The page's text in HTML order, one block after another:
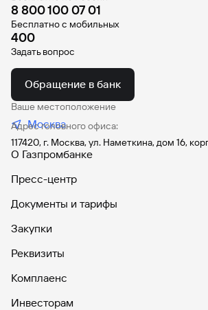
8 800 100 07 01
Бесплатно с мобильных
400
Задать вопрос
Обращение в банк
Ваше местоположение
Москва
Адрес головного офиса:
117420, г. Москва, ул. Наметкина, дом 16,
О Газпромбанке
Пресс-центр
Документы и тарифы
Закупки
Реквизиты
Комплаенс
Инвесторам